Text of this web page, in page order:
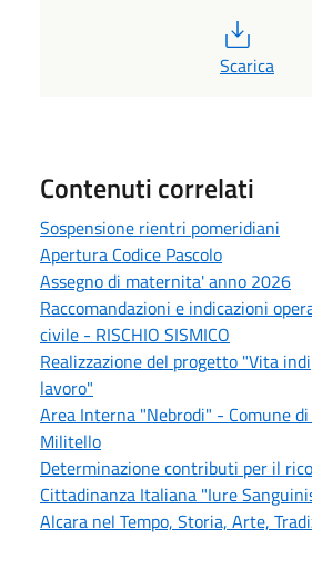
PDF
Scarica
Contenuti correlati
Sospensione rientri pomeridiani
Apertura Codice Pascolo
Assegno di maternita' anno 2026
Raccomandazioni e indicazioni
civile - RISCHIO SISMICO
Realizzazione del progetto "Vita
lavoro"
Area Interna "Nebrodi" - Comune
Militello
Determinazione contributi per il
Cittadinanza Italiana "Iure
Alcara nel Tempo, Storia, Arte,